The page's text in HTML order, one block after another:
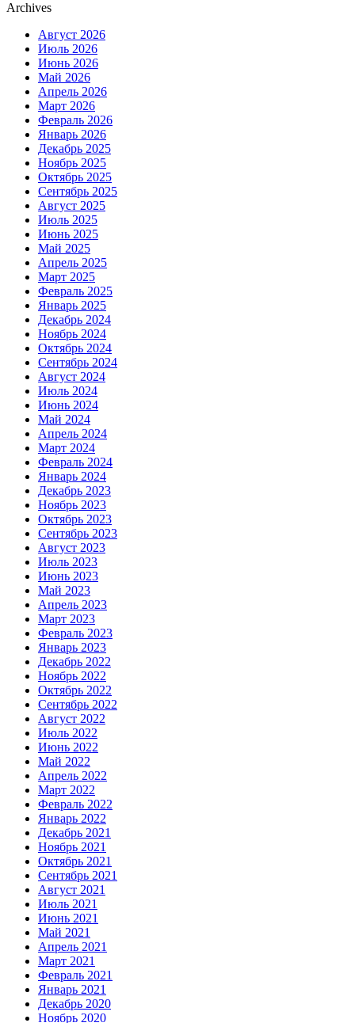
Archives
Август 2026
Июль 2026
Июнь 2026
Май 2026
Апрель 2026
Март 2026
Февраль 2026
Январь 2026
Декабрь 2025
Ноябрь 2025
Октябрь 2025
Сентябрь 2025
Август 2025
Июль 2025
Июнь 2025
Май 2025
Апрель 2025
Март 2025
Февраль 2025
Январь 2025
Декабрь 2024
Ноябрь 2024
Октябрь 2024
Сентябрь 2024
Август 2024
Июль 2024
Июнь 2024
Май 2024
Апрель 2024
Март 2024
Февраль 2024
Январь 2024
Декабрь 2023
Ноябрь 2023
Октябрь 2023
Сентябрь 2023
Август 2023
Июль 2023
Июнь 2023
Май 2023
Апрель 2023
Март 2023
Февраль 2023
Январь 2023
Декабрь 2022
Ноябрь 2022
Октябрь 2022
Сентябрь 2022
Август 2022
Июль 2022
Июнь 2022
Май 2022
Апрель 2022
Март 2022
Февраль 2022
Январь 2022
Декабрь 2021
Ноябрь 2021
Октябрь 2021
Сентябрь 2021
Август 2021
Июль 2021
Июнь 2021
Май 2021
Апрель 2021
Март 2021
Февраль 2021
Январь 2021
Декабрь 2020
Ноябрь 2020